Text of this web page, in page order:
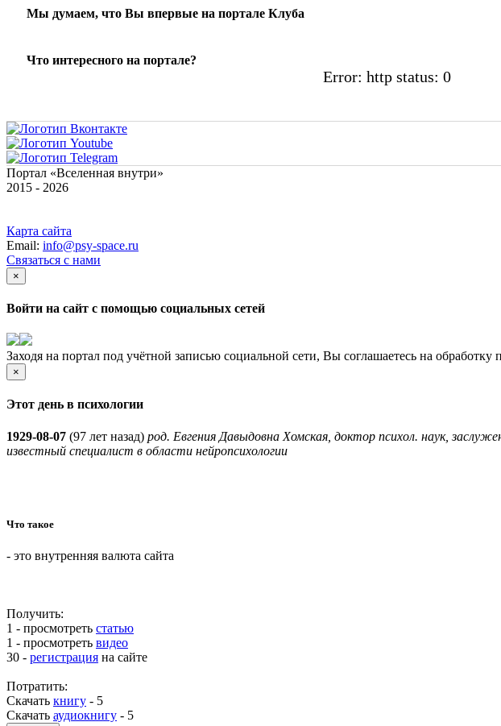
Мы думаем, что Вы впервые на портале Клуба
Что интересного на портале?
Error: http status: 0
Портал «Вселенная внутри»
2015 - 2026
Карта сайта
Email: info@psy-space.ru
Связаться с нами
×
Войти на сайт с помощью социальных сетей
Заходя на портал под учётной записью социальной сети, Вы соглашаетесь на
×
Этот день в психологии
1929-08-07 (97 лет назад) род. Евгения Давыдовна Хомская, доктор психол. наук,
известный специалист в области нейропсихологии
Что такое
- это внутренняя валюта сайта
Получить:
1 - просмотреть статью
1 - просмотреть видео
30 - регистрация на сайте
Потратить:
Скачать книгу - 5
Скачать аудиокнигу - 5